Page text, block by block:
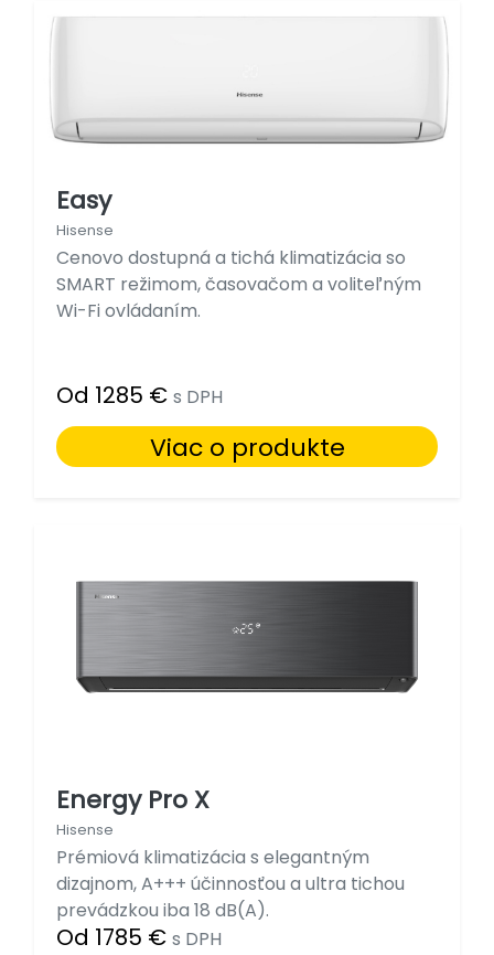
Easy
Hisense
Cenovo dostupná a tichá klimatizácia so
SMART režimom, časovačom a voliteľným
Wi-Fi ovládaním.
Od 1285 € s DPH
Viac o produkte
Energy Pro X
Hisense
Prémiová klimatizácia s elegantným
dizajnom, A+++ účinnosťou a ultra tichou
prevádzkou iba 18 dB(A).
Od 1785 € s DPH